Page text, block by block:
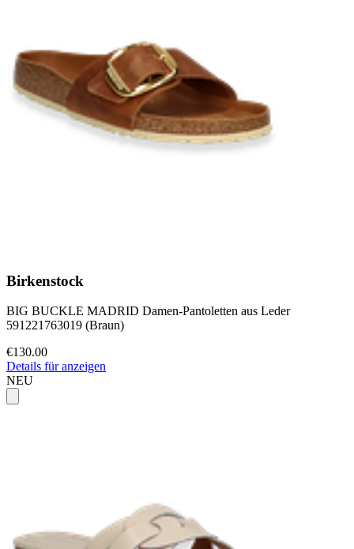
Birkenstock
BIG BUCKLE MADRID Damen-Pantoletten aus Leder
591221763019 (Braun)
€130.00
Details für anzeigen
NEU